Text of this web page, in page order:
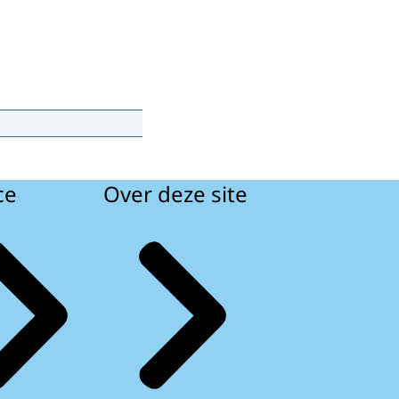
Over deze site